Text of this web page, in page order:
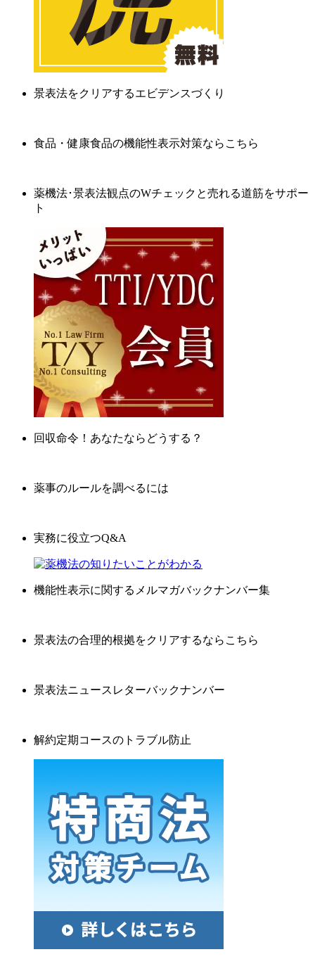
景表法をクリアするエビデンスづくり
食品・健康食品の機能性表示対策ならこちら
薬機法･景表法観点のWチェックと売れる道筋をサポー
ト
回収命令！あなたならどうする？
薬事のルールを調べるには
実務に役立つQ&A
機能性表示に関するメルマガバックナンバー集
景表法の合理的根拠をクリアするならこちら
景表法ニュースレターバックナンバー
解約定期コースのトラブル防止